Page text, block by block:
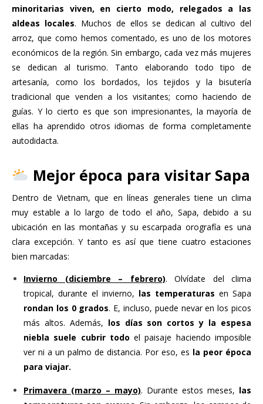
minoritarias viven, en cierto modo, relegados a las
aldeas locales. Muchos de ellos se dedican al cultivo del
arroz, que como hemos comentado, es uno de los motores
económicos de la región. Sin embargo, cada vez más mujeres
se dedican al turismo. Tanto elaborando todo tipo de
artesanía, como los bordados, los tejidos y la bisutería
tradicional que venden a los visitantes; como haciendo de
guías. Y lo cierto es que son impresionantes, la mayoría de
ellas ha aprendido otros idiomas de forma completamente
autodidacta.
Mejor época para visitar Sapa
Dentro de Vietnam, que en líneas generales tiene un clima
muy estable a lo largo de todo el año, Sapa, debido a su
ubicación en las montañas y su escarpada orografía es una
clara excepción. Y tanto es así que tiene cuatro estaciones
bien marcadas:
Invierno (diciembre – febrero). Olvídate del clima
tropical, durante el invierno, las temperaturas en Sapa
rondan los 0 grados. E, incluso, puede nevar en los picos
más altos. Además, los días son cortos y la espesa
niebla suele cubrir todoel paisaje haciendo imposible
ver ni a un palmo de distancia. Por eso, es la peor época
para viajar.
Primavera (marzo – mayo). Durante estos meses, las